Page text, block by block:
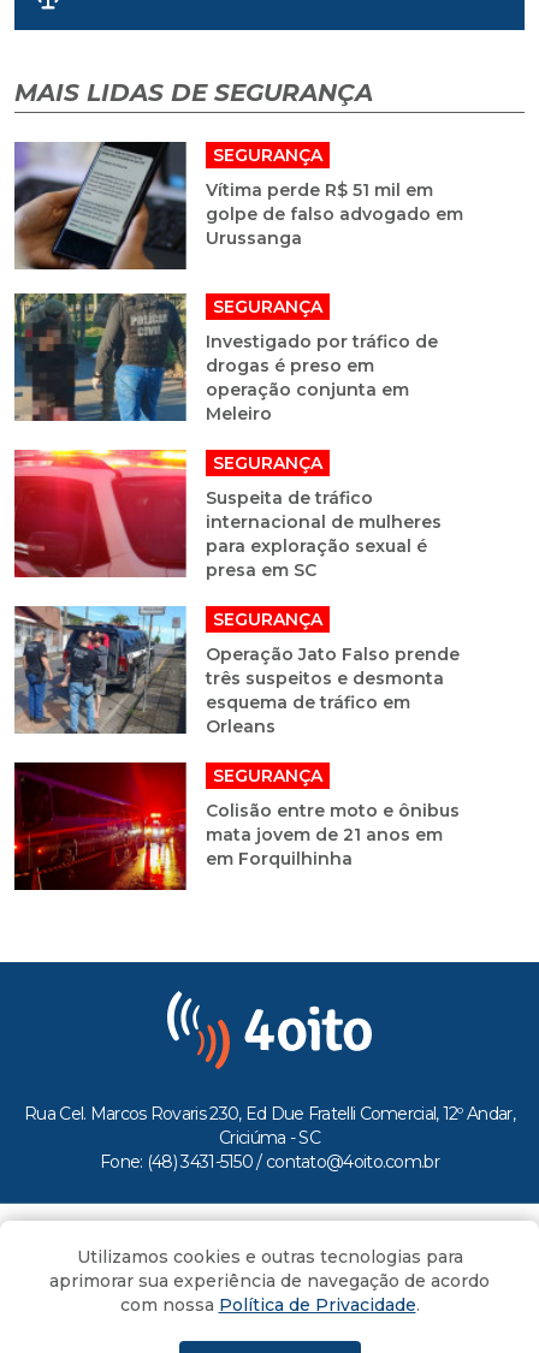
MAIS LIDAS DE SEGURANÇA
SEGURANÇA
Vítima perde R$ 51 mil em
golpe de falso advogado em
Urussanga
SEGURANÇA
Investigado por tráfico de
drogas é preso em
operação conjunta em
Meleiro
SEGURANÇA
Suspeita de tráfico
internacional de mulheres
para exploração sexual é
presa em SC
SEGURANÇA
Operação Jato Falso prende
três suspeitos e desmonta
esquema de tráfico em
Orleans
SEGURANÇA
Colisão entre moto e ônibus
mata jovem de 21 anos em
em Forquilhinha
Rua Cel. Marcos Rovaris 230, Ed Due Fratelli Comercial, 12º Andar,
Criciúma - SC
Fone: (48) 3431-5150 / contato@4oito.com.br
Todos os direitos reservados ao Portal 4oito
Utilizamos cookies e outras tecnologias para
aprimorar sua experiência de navegação de acordo
com nossa Política de Privacidade.